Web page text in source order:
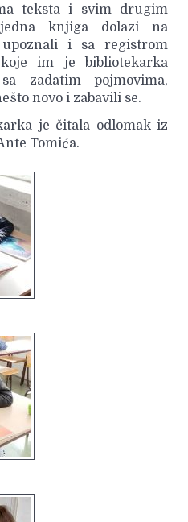
teksta i svim drugim
knjiga dolazi na
i sa registrom
im je bibliotekarka
zadatim pojmovima,
novo i zabavili se.
je čitala odlomak iz
Tomića.